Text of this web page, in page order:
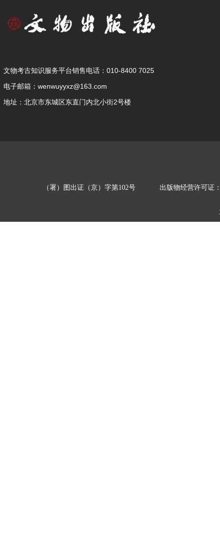
（署）图出证（京）字第102号 出版物经营许可证
文物考古知识服务平台销售电话：010-8400 7025
电子邮箱：wenwuyyxz@163.com
地址：北京市东城区东直门内北小街2号楼